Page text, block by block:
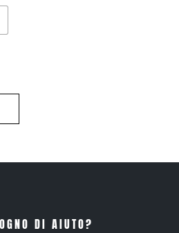
DI AIUTO?